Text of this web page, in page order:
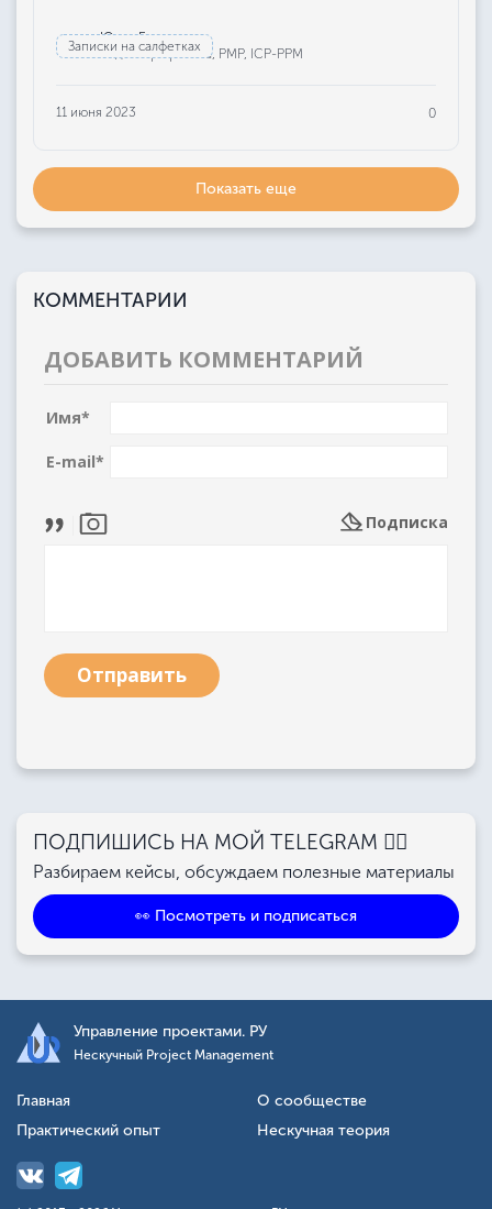
Записки на салфетках
Юлия Бажанова
Редактор проекта, РМР, ICP-PPM
11 июня 2023 0
Показать еще
КОММЕНТАРИИ
ДОБАВИТЬ КОММЕНТАРИЙ
Имя*
E-mail*
Подписка
Отправить
ПОДПИШИСЬ НА МОЙ TELEGRAM 👉🏻
Разбираем кейсы, обсуждаем полезные материалы
👀 Посмотреть и подписаться
Управление проектами. РУ
Нескучный Project Management
Главная
О сообществе
Практический опыт
Нескучная теория